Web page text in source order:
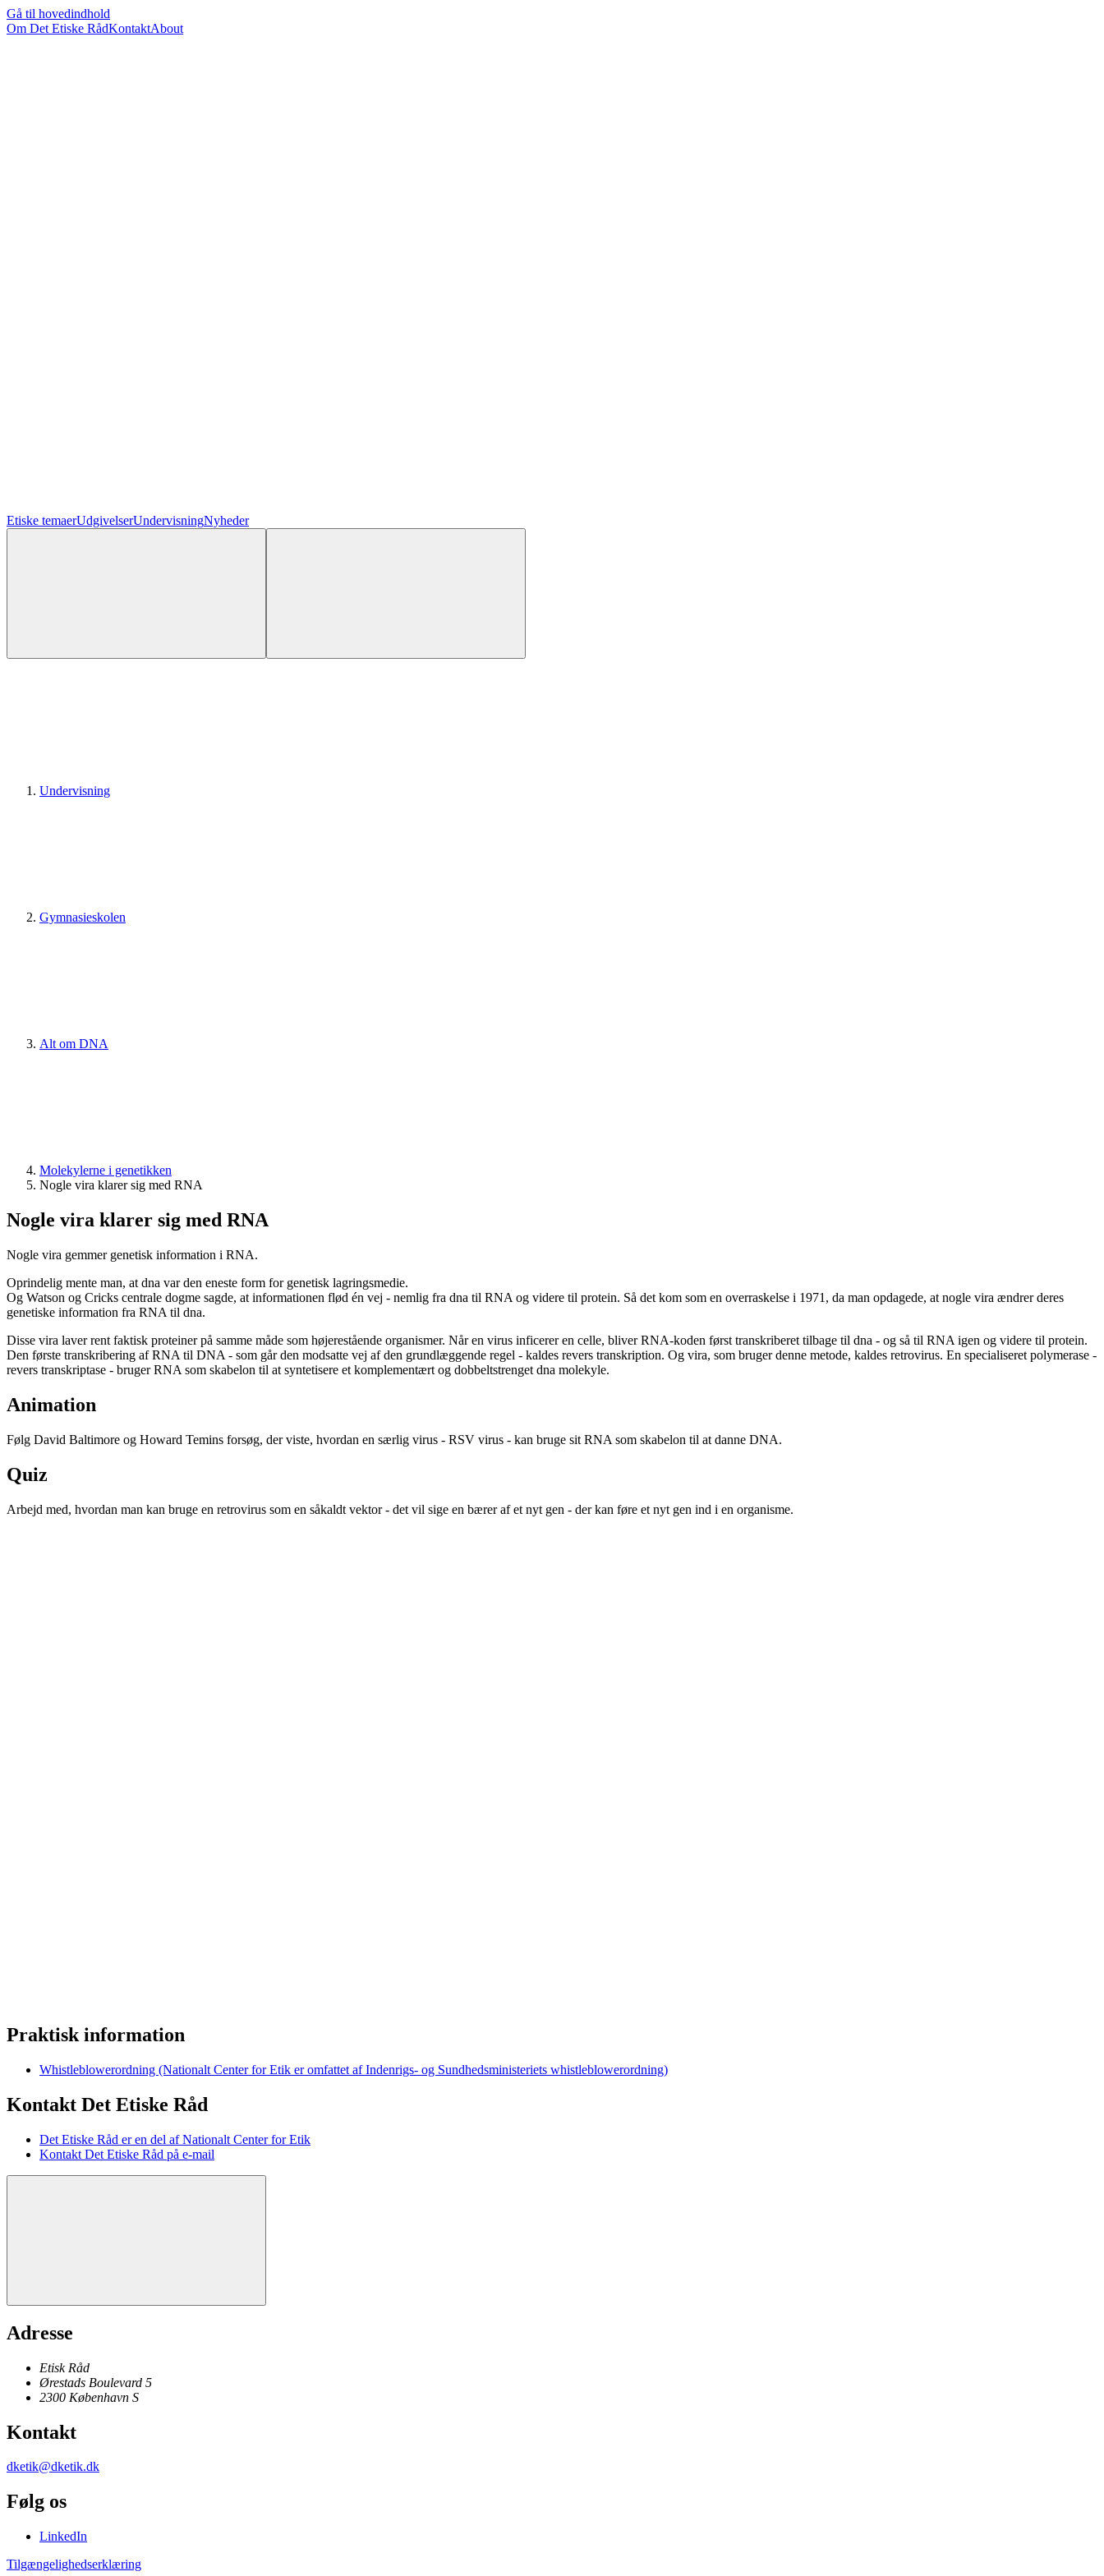
Gå til hovedindhold
Om Det Etiske RådKontaktAbout
Etiske temaerUdgivelserUndervisningNyheder
Undervisning
Gymnasieskolen
Alt om DNA
Molekylerne i genetikken
Nogle vira klarer sig med RNA
Nogle vira klarer sig med RNA
Nogle vira gemmer genetisk information i RNA.
Oprindelig mente man, at dna var den eneste form for genetisk lagringsmedie.
Og Watson og Cricks centrale dogme sagde, at informationen flød én vej - nemlig fra dna til RNA og videre til protein. Så det kom som en overraskelse i 1971, da man opdagede, at nogle vira ændrer deres
genetiske information fra RNA til dna.
Disse vira laver rent faktisk proteiner på samme måde som højerestående organismer. Når en virus inficerer en celle, bliver RNA-koden først transkriberet tilbage til dna - og så til RNA igen og videre til protein.
Den første transkribering af RNA til DNA - som går den modsatte vej af den grundlæggende regel - kaldes revers transkription. Og vira, som bruger denne metode, kaldes retrovirus. En specialiseret polymerase -
revers transkriptase - bruger RNA som skabelon til at syntetisere et komplementært og dobbeltstrenget dna molekyle.
Animation
Følg David Baltimore og Howard Temins forsøg, der viste, hvordan en særlig virus - RSV virus - kan bruge sit RNA som skabelon til at danne DNA.
Quiz
Arbejd med, hvordan man kan bruge en retrovirus som en såkaldt vektor - det vil sige en bærer af et nyt gen - der kan føre et nyt gen ind i en organisme.
Praktisk information
Whistleblowerordning (Nationalt Center for Etik er omfattet af Indenrigs- og Sundhedsministeriets whistleblowerordning)
Kontakt Det Etiske Råd
Det Etiske Råd er en del af Nationalt Center for Etik
Kontakt Det Etiske Råd på e-mail
Adresse
Etisk Råd
Ørestads Boulevard 5
2300 København S
Kontakt
dketik@dketik.dk
Følg os
LinkedIn
Tilgængelighedserklæring